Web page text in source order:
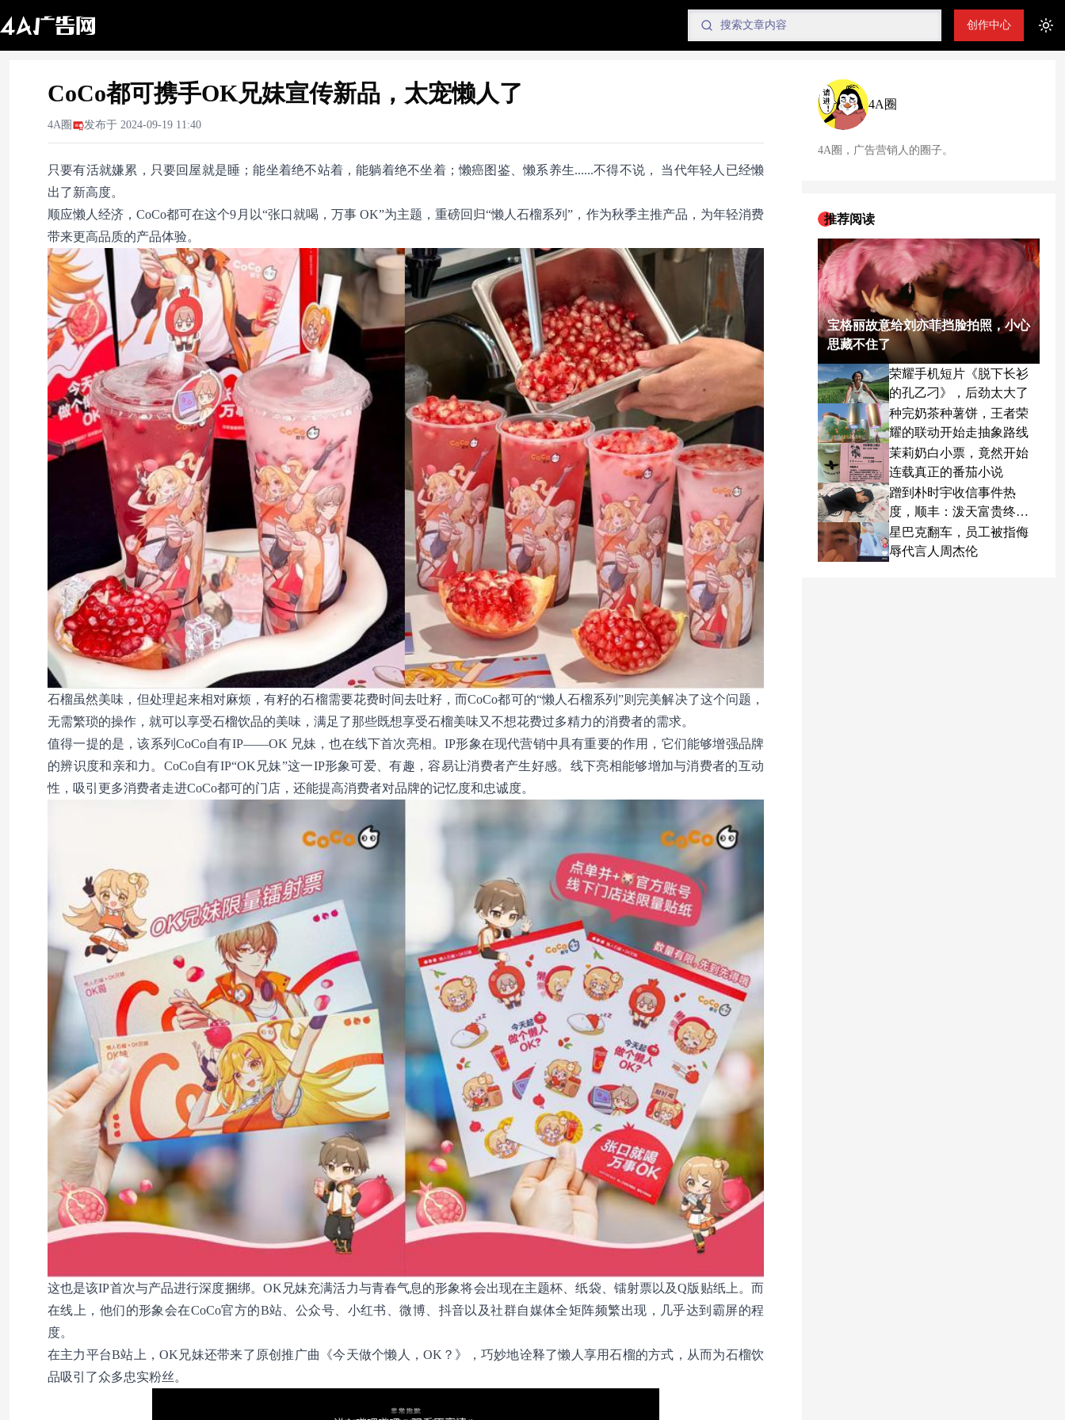
创作中心
CoCo都可携手OK兄妹宣传新品，太宠懒人了
4A圈 发布于 2024-09-19 11:40
只要有活就嫌累，只要回屋就是睡；能坐着绝不站着，能躺着绝不坐着；懒癌图鉴、懒系养生......不得不说， 当代年轻人已经懒
出了新高度。
顺应懒人经济，CoCo都可在这个9月以“张口就喝，万事 OK”为主题，重磅回归“懒人石榴系列”，作为秋季主推产品，为年轻消费
带来更高品质的产品体验。
石榴虽然美味，但处理起来相对麻烦，有籽的石榴需要花费时间去吐籽，而CoCo都可的“懒人石榴系列”则完美解决了这个问题，
无需繁琐的操作，就可以享受石榴饮品的美味，满足了那些既想享受石榴美味又不想花费过多精力的消费者的需求。
值得一提的是，该系列CoCo自有IP——OK 兄妹，也在线下首次亮相。IP形象在现代营销中具有重要的作用，它们能够增强品牌
的辨识度和亲和力。CoCo自有IP“OK兄妹”这一IP形象可爱、有趣，容易让消费者产生好感。线下亮相能够增加与消费者的互动
性，吸引更多消费者走进CoCo都可的门店，还能提高消费者对品牌的记忆度和忠诚度。
这也是该IP首次与产品进行深度捆绑。OK兄妹充满活力与青春气息的形象将会出现在主题杯、纸袋、镭射票以及Q版贴纸上。而
在线上，他们的形象会在CoCo官方的B站、公众号、小红书、微博、抖音以及社群自媒体全矩阵频繁出现，几乎达到霸屏的程
度。
在主力平台B站上，OK兄妹还带来了原创推广曲《今天做个懒人，OK？》，巧妙地诠释了懒人享用石榴的方式，从而为石榴饮
品吸引了众多忠实粉丝。
4A圈
4A圈，广告营销人的圈子。
推荐阅读
宝格丽故意给刘亦菲挡脸拍照，小心
思藏不住了
荣耀手机短片《脱下长衫
的孔乙刁》，后劲太大了
种完奶茶种薯饼，王者荣
耀的联动开始走抽象路线
茉莉奶白小票，竟然开始
连载真正的番茄小说
蹭到朴时宇收信事件热
度，顺丰：泼天富贵终于
轮到我了
星巴克翻车，员工被指侮
辱代言人周杰伦